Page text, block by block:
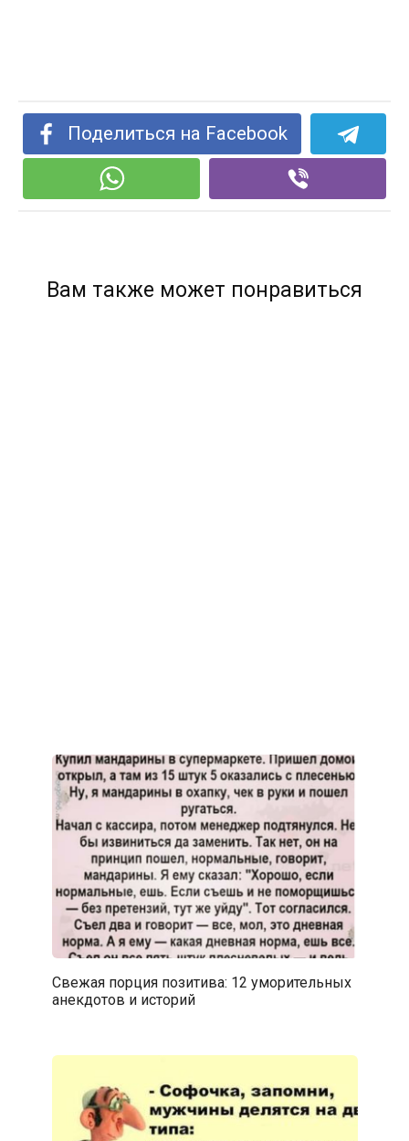
Поделиться на Facebook
Вам также может понравиться
Свежая порция позитива: 12 уморительных
анекдотов и историй